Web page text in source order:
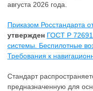
августа 2026 года.
Приказом Росстандарта
утвержден ГОСТ Р
системы. Беспилотные
Требования к
Стандарт
предназначенную для